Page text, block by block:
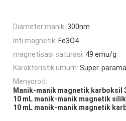
Diameter manik: 300nm
Inti magnetik: Fe3O4
magnetisasi saturasi: 49 emu/g
Karakteristik umum: Super-
Menyoroti:
Manik-manik magnetik karboksil
10 mL manik-manik magnetik
10 mL manik-manik magnetik